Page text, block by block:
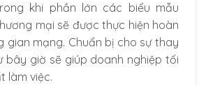
khi phần lớn các biểu mẫu
mại sẽ được thực hiện hoàn
gian mạng. Chuẩn bị cho sự thay
bây giờ sẽ giúp doanh nghiệp tối
làm việc.